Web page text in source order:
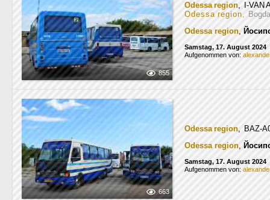
855
Odessa region, I-VAN
Odessa region,
Odessa region,
Samstag, 17. August 2024
Aufgenommen von:
663
Odessa region, BAZ-
Odessa region,
Samstag, 17. August 2024
Aufgenommen von: